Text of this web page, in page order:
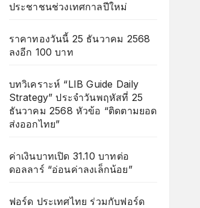
ประชาชนช่วงเทศกาลปีใหม่
ราคาทองวันนี้ 25 ธันวาคม 2568
ลงอีก 100 บาท
บทวิเคราะห์ “LIB Guide Daily
Strategy” ประจำวันพฤหัสที่ 25
ธันวาคม 2568 หัวข้อ “ติดตามยอด
ส่งออกไทย”
ค่าเงินบาทเปิด 31.10 บาทต่อ
ดอลลาร์ “อ่อนค่าลงเล็กน้อย”
ฟอร์ด ประเทศไทย ร่วมกับฟอร์ด